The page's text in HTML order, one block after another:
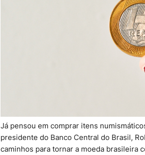
Já pensou em comprar itens
presidente do Banco Central do Brasil,
caminhos para tornar a moeda brasileira